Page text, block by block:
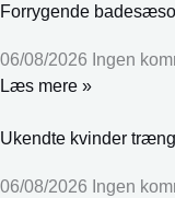
Forrygende
06/08/2026 Ingen
Læs mere »
Ukendte kvinder
06/08/2026 Ingen